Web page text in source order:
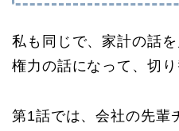
私も同じで、家計の話
権力の話になって、切
第1話では、会社の先輩